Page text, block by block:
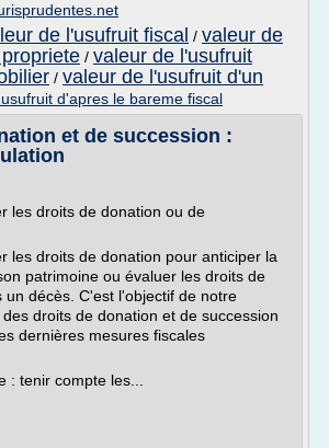
de l'usufruit fiscal / valeur de
/ valeur de l'usufruit
/ valeur de l'usufruit d'un
d'apres le bareme fiscal
et de succession :
les droits de donation ou de
les droits de donation pour anticiper la
patrimoine ou évaluer les droits de
un décès. C'est l'objectif de notre
droits de donation et de succession
dernières mesures fiscales
: tenir compte les...